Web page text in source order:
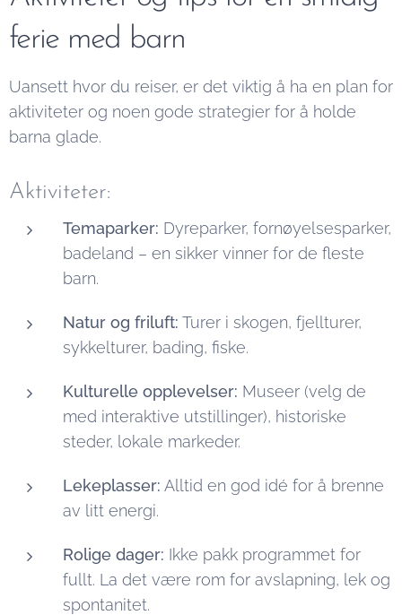
ferie med barn
Uansett hvor du reiser, er det viktig å ha en plan for
aktiviteter og noen gode strategier for å holde
barna glade.
Aktiviteter:
Temaparker: Dyreparker, fornøyelsesparker,
badeland – en sikker vinner for de fleste
barn.
Natur og friluft: Turer i skogen, fjellturer,
sykkelturer, bading, fiske.
Kulturelle opplevelser: Museer (velg de
med interaktive utstillinger), historiske
steder, lokale markeder.
Lekeplasser: Alltid en god idé for å brenne
av litt energi.
Rolige dager: Ikke pakk programmet for
fullt. La det være rom for avslapning, lek og
spontanitet.